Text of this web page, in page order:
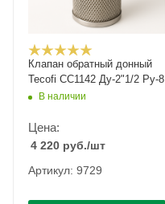
Клапан обратный донный
Tecofi CC1142 Ду-2"1/2 Ру-8
В наличии
Цена:
4 220 руб./шт
Артикул: 9729